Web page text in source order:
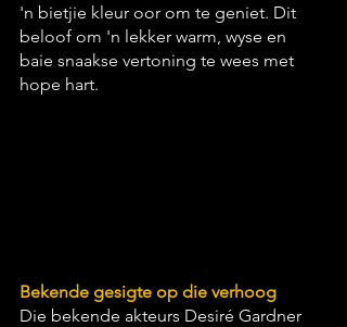
'n bietjie kleur oor om te geniet. Dit
beloof om 'n lekker warm, wyse en
baie snaakse vertoning te wees met
hope hart.
Bekende gesigte op die verhoog
Die bekende akteurs Desiré Gardner